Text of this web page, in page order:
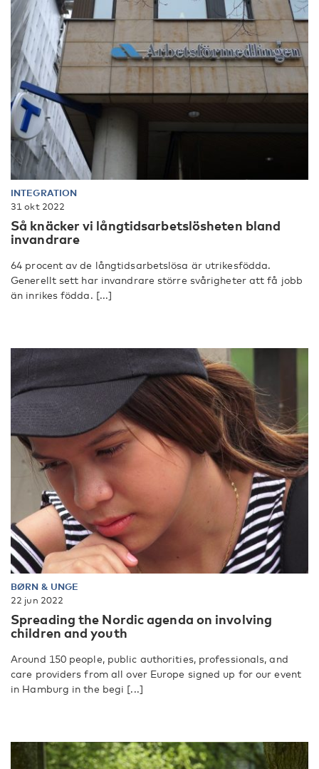
INTEGRATION
31 okt 2022
Så knäcker vi långtidsarbetslösheten bland
invandrare
64 procent av de långtidsarbetslösa är utrikesfödda.
Generellt sett har invandrare större svårigheter att få jobb
än inrikes födda. [...]
BØRN & UNGE
22 jun 2022
Spreading the Nordic agenda on involving
children and youth
Around 150 people, public authorities, professionals, and
care providers from all over Europe signed up for our event
in Hamburg in the begi [...]